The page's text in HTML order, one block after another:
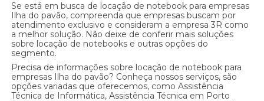
Se está em busca de locação de notebook para empresas
Ilha do pavão, compreenda que empresas buscam por
atendimento exclusivo e consideram a empresa 3R como
a melhor solução. Não deixe de conferir mais soluções
sobre locação de notebooks e outras opções do
segmento.
Precisa de informações sobre locação de notebook para
empresas Ilha do pavão? Conheça nossos serviços, são
opções variadas que oferecemos, como Assistência
Técnica de Informática, Assistência Técnica em Porto